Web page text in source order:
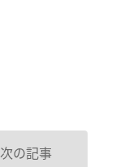
次の記事